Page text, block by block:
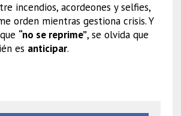
incendios, acordeones y selfies,
orden mientras gestiona crisis. Y
“no se reprime”, se olvida que
es anticipar.